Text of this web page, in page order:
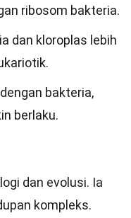
ribosom bakteria.
dan kloroplas lebih
bakteria,
berlaku.
dan evolusi. Ia
kompleks.